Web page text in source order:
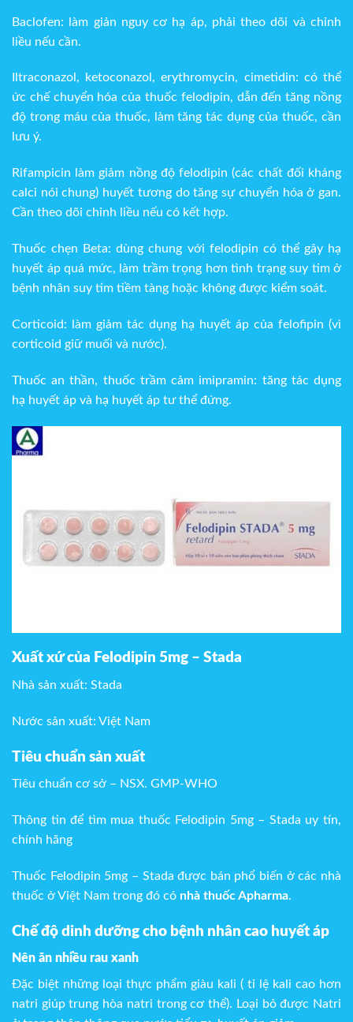
Baclofen: làm giản nguy cơ hạ áp, phải theo dõi và chỉnh
liều nếu cần.
Iltraconazol, ketoconazol, erythromycin, cimetidin: có thể
ức chế chuyển hóa của thuốc felodipin, dẫn đến tăng nồng
độ trong máu của thuốc, làm tăng tác dụng của thuốc, cần
lưu ý.
Rifampicin làm giảm nồng độ felodipin (các chất đối kháng
calci nói chung) huyết tương do tăng sự chuyển hóa ở gan.
Cần theo dõi chỉnh liều nếu có kết hợp.
Thuốc chẹn Beta: dùng chung với felodipin có thể gây hạ
huyết áp quá mức, làm trầm trọng hơn tình trạng suy tim ở
bệnh nhân suy tim tiềm tàng hoặc không được kiểm soát.
Corticoid: làm giảm tác dụng hạ huyết áp của felofipin (vì
corticoid giữ muối và nước).
Thuốc an thần, thuốc trầm cảm imipramin: tăng tác dụng
hạ huyết áp và hạ huyết áp tư thể đứng.
Xuất xứ của Felodipin 5mg – Stada
Nhà sản xuất: Stada
Nước sản xuất: Việt Nam
Tiêu chuẩn sản xuất
Tiêu chuẩn cơ sở – NSX. GMP-WHO
Thông tin để tìm mua thuốc Felodipin 5mg – Stada uy tín,
chính hãng
Thuốc Felodipin 5mg – Stada được bán phổ biến ở các nhà
thuốc ở Việt Nam trong đó có nhà thuốc Apharma.
Chế độ dinh dưỡng cho bệnh nhân cao huyết áp
Nên ăn nhiều rau xanh
Đặc biệt những loại thực phẩm giàu kali ( tỉ lệ kali cao hơn
natri giúp trung hòa natri trong cơ thể). Loại bỏ được Natri